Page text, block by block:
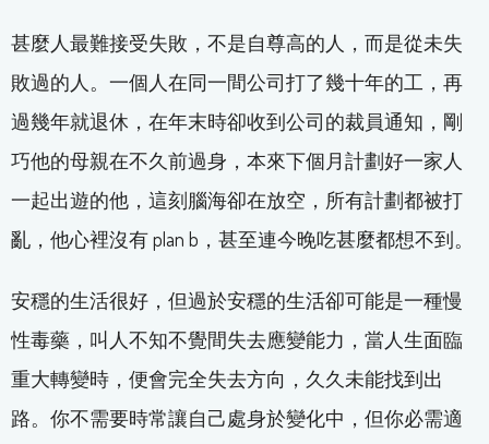
甚麼人最難接受失敗，不是自尊高的人，而是從未失
敗過的人。一個人在同一間公司打了幾十年的工，再
過幾年就退休，在年末時卻收到公司的裁員通知，剛
巧他的母親在不久前過身，本來下個月計劃好一家人
一起出遊的他，這刻腦海卻在放空，所有計劃都被打
亂，他心裡沒有 plan b，甚至連今晚吃甚麼都想不到。
安穩的生活很好，但過於安穩的生活卻可能是一種慢
性毒藥，叫人不知不覺間失去應變能力，當人生面臨
重大轉變時，便會完全失去方向，久久未能找到出
路。你不需要時常讓自己處身於變化中，但你必需適